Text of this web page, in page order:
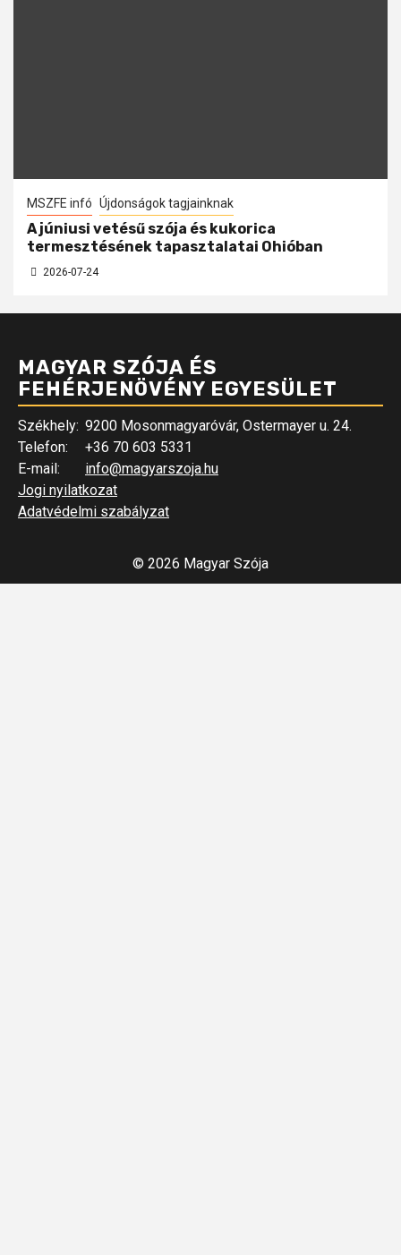
MSZFE infó Újdonságok tagjainknak
A júniusi vetésű szója és kukorica
termesztésének tapasztalatai Ohióban
2026-07-24
MAGYAR SZÓJA ÉS
FEHÉRJENÖVÉNY EGYESÜLET
Székhely: 9200 Mosonmagyaróvár, Ostermayer u. 24.
Telefon:
+36 70 603 5331
E-mail:
info@magyarszoja.hu
Jogi nyilatkozat
Adatvédelmi szabályzat
© 2026 Magyar Szója